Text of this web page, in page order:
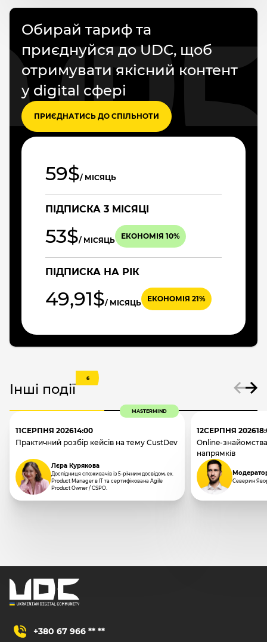
Обирай тариф та
приєднуйся до UDC, щоб
отримувати якісний контент
у digital сфері
ПРИЄДНАТИСЬ ДО СПІЛЬНОТИ
59$/ МІСЯЦЬ
ПІДПИСКА 3 МІСЯЦІ
53$/ МІСЯЦЬ ЕКОНОМІЯ 10%
ПІДПИСКА НА РІК
49,91$/ МІСЯЦЬ ЕКОНОМІЯ 21%
Інші події
6
MASTERMIND
11СЕРПНЯ 202614:00
Практичний розбір кейсів на тему CustDev
Лєра Курякова
Дослідниця споживачів із 5-річним досвідом, ex.
Product Manager в IT та сертифікована Agile
Product Owner / CSPO.
12СЕРПНЯ 2026
Online-
напрямків
Северин
+380 67 966 ** **